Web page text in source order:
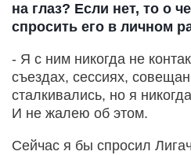
на глаз? Если нет, то о
спросить его в личном
- Я с ним никогда не
съездах, сессиях,
сталкивались, но я
И не жалею об этом.
Сейчас я бы спросил